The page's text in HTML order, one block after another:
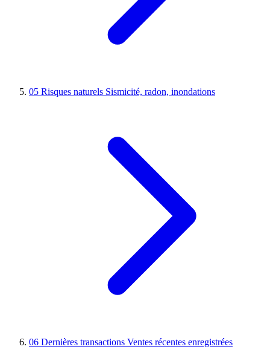
05 Risques naturels Sismicité, radon, inondations
06 Dernières transactions Ventes récentes enregistrées